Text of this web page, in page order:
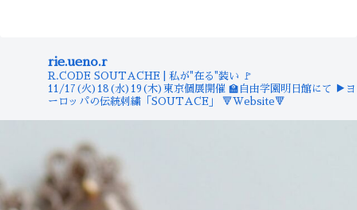
rie.ueno.r
R.CODE SOUTACHE | 私が"在る"装い 🚩
11/17(火)18(水)19(木)東京個展開催 🏫自由学園明日館にて
▶︎ヨ
ーロッパの伝統刺繍「SOUTACE」
🔻Website🔻